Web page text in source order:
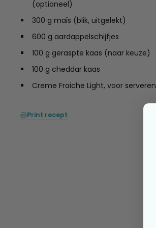
(optioneel)
300 g maïs (blik, uitgelekt)
600 g aardappelschijfjes
100 g geraspte kaas (naar keuze)
100 g cheddar kaas
Creme Fraiche Light, voor serveren
Print recept